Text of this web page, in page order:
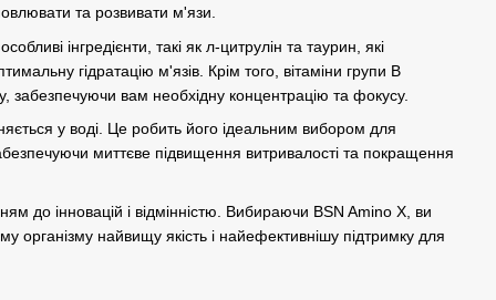
та розвивати м'язи.
інгредієнти, такі як л-цитрулін та таурин, які
гідратацію м'язів. Крім того, вітаміни групи В
забезпечуючи вам необхідну концентрацію та фокусу.
у воді. Це робить його ідеальним вибором для
миттєве підвищення витривалості та покращення
до інновацій і відмінністю. Вибираючи BSN Amino X, ви
найвищу якість і найефективнішу підтримку для